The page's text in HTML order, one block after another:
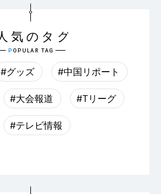
#グッズ #中国リポート
#大会報道 #Tリーグ
#テレビ情報